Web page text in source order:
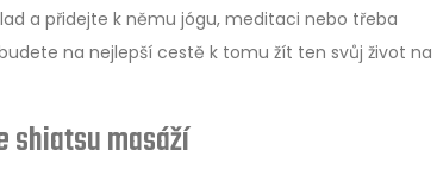
a přidejte k němu jógu, meditaci nebo třeba
na nejlepší cestě k tomu žít ten svůj život na
shiatsu masáží